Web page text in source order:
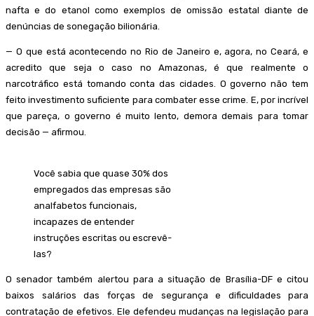
nafta e do etanol como exemplos de omissão estatal diante de
denúncias de sonegação bilionária.
— O que está acontecendo no Rio de Janeiro e, agora, no Ceará, e
acredito que seja o caso no Amazonas, é que realmente o
narcotráfico está tomando conta das cidades. O governo não tem
feito investimento suficiente para combater esse crime. E, por incrível
que pareça, o governo é muito lento, demora demais para tomar
decisão — afirmou.
Você sabia que quase 30% dos
empregados das empresas são
analfabetos funcionais,
incapazes de entender
instruções escritas ou escrevê-
las?
O senador também alertou para a situação de Brasília-DF e citou
baixos salários das forças de segurança e dificuldades para
contratação de efetivos. Ele defendeu mudanças na legislação para